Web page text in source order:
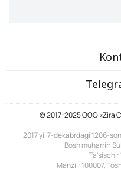
© 2017-2025 ООО «Zira
2017 yil 7-dekabrdagi 1206-
Bosh muharrir:
Ta'sischi:
Manzil: 100007,